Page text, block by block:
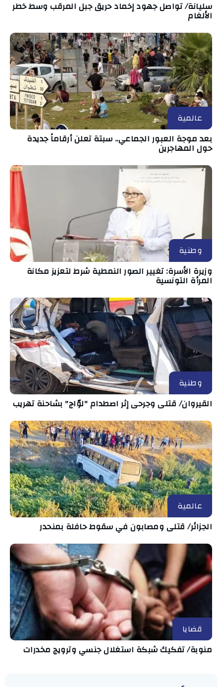
سليانة/ تواصل جهود إخماد حريق جبل المرقب وسط خطر
الألغام
عالمية
بعد موجة العبور الجماعي.. سبتة تعلن أرقاماً جديدة
حول المهاجرين
وطنية
وزيرة الأسرة: تغيير الصور النمطية شرط لتعزيز مكانة
المرأة التونسية
وطنية
القيروان/ قتلى وجرحى إثر اصطدام "لوّاج" بشاحنة تهريب
عالمية
الجزائر/ قتلى ومصابون في سقوط حافلة بمنحدر
قضايا
منوبة/ تفكيك شبكة استغلال جنسي وترويج مخدرات